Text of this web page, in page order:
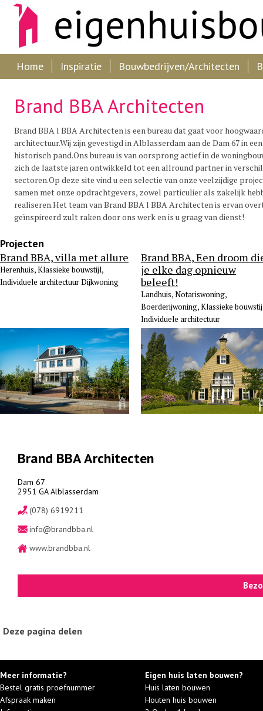
Home Inspiratie Bouwbedrijven/Architecten
Brand BBA Architecten
Brand BBA l BBA Architecten is een bureau dat gaat voor
architectuur.Wij zijn gevestigd in Alblasserdam aan de Dam 67 in
historisch pand.Ons bureau is van oorsprong actief in de
zich de laatste jaren ontwikkeld tot een allround partner in
sectoren.Op deze site vind u een selectie van onze veelzijdige
samen met onze opdrachtgevers, zowel particulier als zakelijk
realiseren.Het team van Brand BBA l BBA Architecten is ervan
geïnspireerd zult raken door ons werk en is u graag van dienst!
Projecten
Brand BBA, villa met allure
Herenhuis, Klassieke bouwstijl,
Individuele architectuur Dijkwoning
Brand BBA, Een droom
je elke dag opnieuw
beleeft!
Landhuis, Notariswoning,
Boerderijwoning, Klassieke
Individuele architectuur
Brand BBA Architecten
Dam 67
2951 GA Alblasserdam
(078) 6919211
info@brandbba.nl
www.brandbba.nl
Deze pagina delen
Meer informatie?
Bestel gratis proefnummer
Afspraak maken
Eigen huis laten bouwen?
Huis laten bouwen
Houten huis bouwen